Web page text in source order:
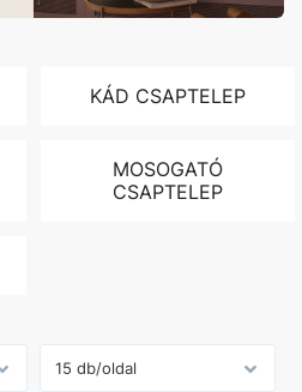
KÁD CSAPTELEP
MOSOGATÓ
CSAPTELEP